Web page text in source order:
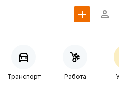
Транспорт Работа